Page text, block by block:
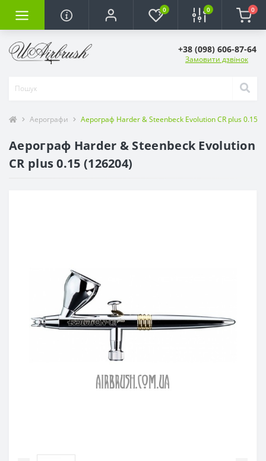
0 0 0
+38 (098) 606-87-64
Замовити дзвінок
Аерографи Аерограф Harder & Steenbeck Evolution CR plus 0.15
Аерограф Harder & Steenbeck Evolution
CR plus 0.15 (126204)